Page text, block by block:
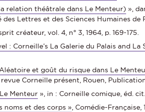
relation théâtrale dans Le Menteur) »,
Lettres et des Sciences Humaines de
créateur, vol. 4, n° 3, 1964, p. 169-175.
: Corneille’s La Galerie du Palais and
et goût du risque dans Le
Corneille présent, Rouen, Publication
Menteur », in : Corneille comique, éd. cit.,
noms et des corps » , Comédie-Française,